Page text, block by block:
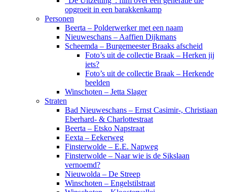
opgroeit in een barakkenkamp
Personen
Beerta – Polderwerker met een naam
Nieuweschans – Aaffien Dijkmans
Scheemda – Burgemeester Braaks afscheid
Foto’s uit de collectie Braak – Herken jij
iets?
Foto’s uit de collectie Braak – Herkende
beelden
Winschoten – Jetta Slager
Straten
Bad Nieuweschans – Ernst Casimir-, Christiaan
Eberhard- & Charlottestraat
Beerta – Etsko Napstraat
Eexta – Eekerweg
Finsterwolde – E.E. Napweg
Finsterwolde – Naar wie is de Sikslaan
vernoemd?
Nieuwolda – De Streep
Winschoten – Engelstilstraat